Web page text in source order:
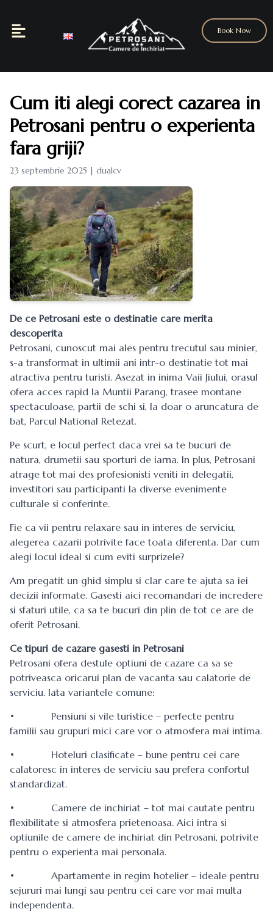
Book Now
Cum iti alegi corect cazarea in
Petrosani pentru o experienta
fara griji?
23 septembrie 2025 | dualcv
De ce Petrosani este o destinatie care merita
descoperita
Petrosani, cunoscut mai ales pentru trecutul sau minier,
s-a transformat in ultimii ani intr-o destinatie tot mai
atractiva pentru turisti. Asezat in inima Vaii Jiului, orasul
ofera acces rapid la Muntii Parang, trasee montane
spectaculoase, partii de schi si, la doar o aruncatura de
bat, Parcul National Retezat.
Pe scurt, e locul perfect daca vrei sa te bucuri de
natura, drumetii sau sporturi de iarna. In plus, Petrosani
atrage tot mai des profesionisti veniti in delegatii,
investitori sau participanti la diverse evenimente
culturale si conferinte.
Fie ca vii pentru relaxare sau in interes de serviciu,
alegerea cazarii potrivite face toata diferenta. Dar cum
alegi locul ideal si cum eviti surprizele?
Am pregatit un ghid simplu si clar care te ajuta sa iei
decizii informate. Gasesti aici recomandari de incredere
si sfaturi utile, ca sa te bucuri din plin de tot ce are de
oferit Petrosani.
Ce tipuri de cazare gasesti in Petrosani
Petrosani ofera destule optiuni de cazare ca sa se
potriveasca oricarui plan de vacanta sau calatorie de
serviciu. Iata variantele comune:
• Pensiuni si vile turistice – perfecte pentru
familii sau grupuri mici care vor o atmosfera mai intima.
• Hoteluri clasificate – bune pentru cei care
calatoresc in interes de serviciu sau prefera confortul
standardizat.
• Camere de inchiriat – tot mai cautate pentru
flexibilitate si atmosfera prietenoasa. Aici intra si
optiunile de camere de inchiriat din Petrosani, potrivite
pentru o experienta mai personala.
• Apartamente in regim hotelier – ideale pentru
sejururi mai lungi sau pentru cei care vor mai multa
independenta.